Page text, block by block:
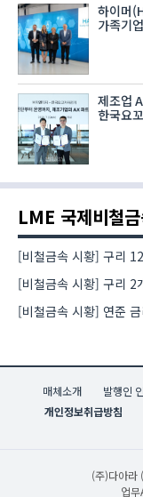
하이머
가족기
제조업
한국요
LME 국제비철
[비철금속 시황] 구리
매체소개 발행인
개인정보취급방침
(주)다아라
업